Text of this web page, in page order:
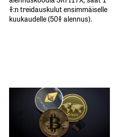
%:n treidauskulut​ ​ensimmäiselle​ ​
kuukaudelle​ ​(50%​ ​alennus).